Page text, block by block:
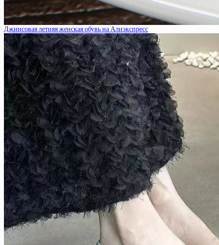
Джинсовая летняя женская обувь на Алиэкспресс